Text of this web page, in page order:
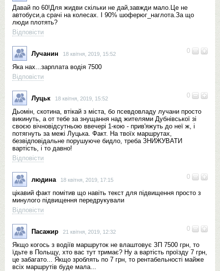
Давай по 60!Для жидви скільки не дай,завжди мало.Це не
автобуси,а срачі на колесах. І 90% шоферюг_наглота.За що
люди плотять?
Відповісти
0
Лучанин 18 квітня, 2019, 15:52
Яка нах...зарплата водія 7500
Відповісти
0
Луцьк 18 квітня, 2019, 15:52
Дьомін, скотина, втікай з міста, бо псевдовладу лучани просто
викинуть, а от тебе за знущання над жителями Дубнівської зі
своєю вічновідсутньою ввечері 1-кою - прив'яжуть до неї ж, і
потягнуть за межі Луцька. Факт. На твоїх маршрутах,
безвідповідальне порушуюче бидло, треба ЗНИЖУВАТИ
вартість, і то давно!
Відповісти
0
людина 18 квітня, 2019, 17:15
цікавий факт помітив що навіть текст для підвищення просто з
минулого підвищення передрукували
Відповісти
0
Пасажир 21 квітня, 2019, 12:32
Якщо когось з водіїв маршруток не влаштовує ЗП 7500 грн, то
їдьте в Польщу, хто вас тут тримає? Ну а вартість проїзду 7 грн,
це забагато... Якщо зроблять по 7 грн, то рентабельності майже
всіх маршрутів буде мала...